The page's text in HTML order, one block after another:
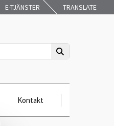
E-TJÄNSTER TRANSLATE
Kontakt